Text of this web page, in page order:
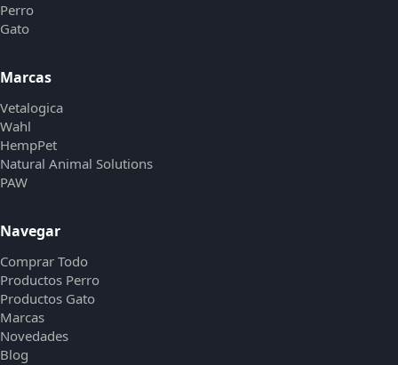
Perro
Gato
Marcas
Vetalogica
Wahl
HempPet
Natural Animal Solutions
PAW
Navegar
Comprar Todo
Productos Perro
Productos Gato
Marcas
Novedades
Blog